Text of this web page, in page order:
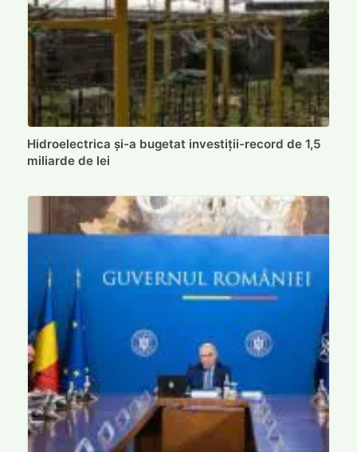
Hidroelectrica și-a bugetat investiții-record de 1,5
miliarde de lei